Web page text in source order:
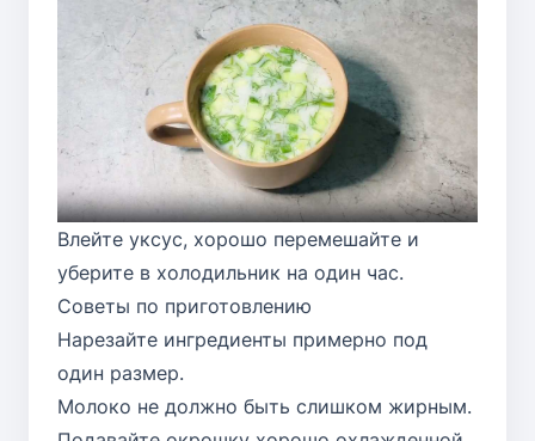
Влейте уксус, хорошо перемешайте и
уберите в холодильник на один час.
Советы по приготовлению
Нарезайте ингредиенты примерно под
один размер.
Молоко не должно быть слишком жирным.